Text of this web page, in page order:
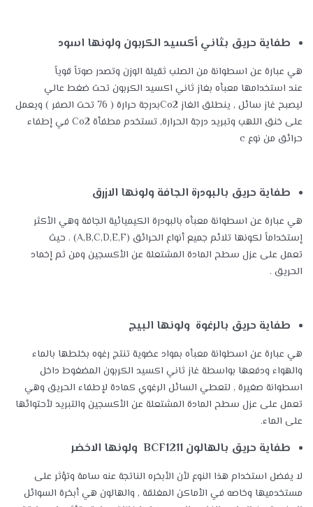
طفاية حريق بثاني أكسيد الكربون ولونها اسود
هي عبارة عن اسطوانة من الصلب ثقيلة الوزن وتصدر صوتاً قوياً
عند استخدامها معبأه بغاز ثاني اكسيد الكربون تحت ضغط عالي
ليصبح غاز سائل , ينطلق الغاز Co2بدرجة حرارة ( 76 تحت الصفر ) ويعمل
على خنق اللهب وتبريد درجة الحرارة, تستخدم مطفأة Co2 في إطفاء
حرائق من نوع c
طفاية حريق بالبودرة الجافة ولونها الازرق
هي عبارة عن اسطوانة معبأه بالبودرة الكيميائية الجافة وهي الأكثر
إستخداماً لكونها تلائم جميع أنواع الحرائق (A,B,C,D,E,F) . حيث
تعمل على عزل سطح المادة المشتعلة عن الأكسجين ومن ثم إخماد
الحريق .
طفاية حريق بالرغوة ولونها البيج
هي عبارة عن اسطوانة معبأه بمواد عضوية تنتج رغوه بخلطها بالماء
والهواء ودفعها بواسطة غاز ثاني اكسيد الكربون المضغوط داخل
اسطوانة صغيرة , لتعطي السائل الرغوي كمادة لإطفاء الحريق وهي
تعمل على عزل سطح المادة المشتعلة عن الأكسجين والتبريد لأحتوائها
على الماء.
طفاية حريق بالهالون
لا يفضل استخدام هذا النوع لأن الأبخره الناتجة عنه سامة وتؤثر على
مستخدميها وخاصه في الأماكن المغلقة , والهالون هي أبخرة السوائل